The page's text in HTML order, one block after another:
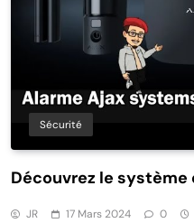
Sécurité
Découvrez le système
JR 17 Mars 2024 0